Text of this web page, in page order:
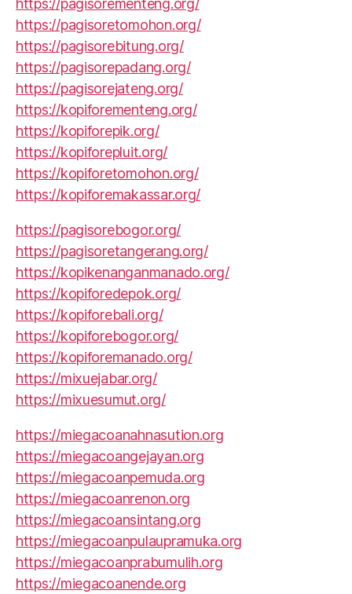
https://pagisorementeng.org/
https://pagisoretomohon.org/
https://pagisorebitung.org/
https://pagisorepadang.org/
https://pagisorejateng.org/
https://kopiforementeng.org/
https://kopiforepik.org/
https://kopiforepluit.org/
https://kopiforetomohon.org/
https://kopiforemakassar.org/
https://pagisorebogor.org/
https://pagisoretangerang.org/
https://kopikenanganmanado.org/
https://kopiforedepok.org/
https://kopiforebali.org/
https://kopiforebogor.org/
https://kopiforemanado.org/
https://mixuejabar.org/
https://mixuesumut.org/
https://miegacoanahnasution.org
https://miegacoangejayan.org
https://miegacoanpemuda.org
https://miegacoanrenon.org
https://miegacoansintang.org
https://miegacoanpulaupramuka.org
https://miegacoanprabumulih.org
https://miegacoanende.org